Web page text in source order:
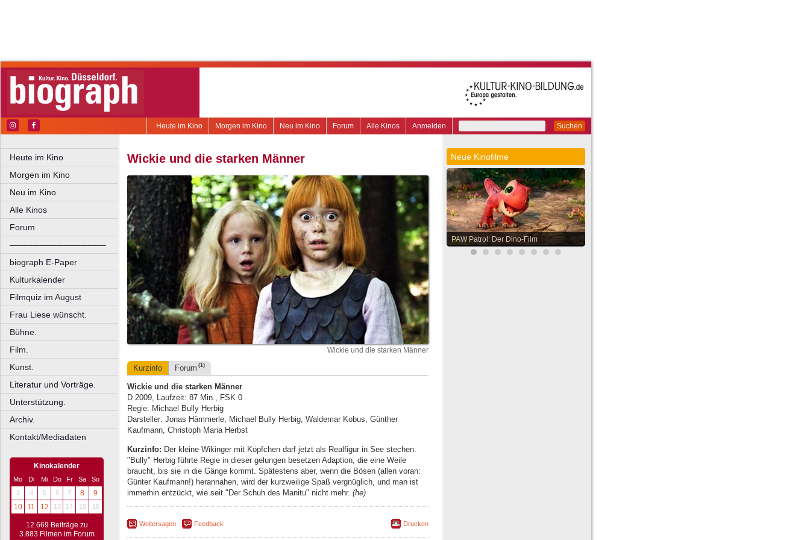
Suchen
Anmelden
Alle Kinos
Forum
Neu im Kino
Morgen im Kino
Heute im Kino
Heute im Kino
Morgen im Kino
Neu im Kino
Alle Kinos
Forum
––––––––––––––––––––
biograph E-Paper
Kulturkalender
Filmquiz im August
Frau Liese wünscht.
Bühne.
Film.
Kunst.
Literatur und Vorträge.
Unterstützung.
Archiv.
Kontakt/Mediadaten
Kinokalender
Mo Di Mi Do Fr Sa
So
3
4 5 6 7 8
9
10
11 12 13 14 15 16
12.669 Beiträge zu
3.883 Filmen im Forum
Wickie und die starken Männer
Wickie und die starken Männer
Kurzinfo Forum (1)
Wickie und die starken Männer
D 2009, Laufzeit: 87 Min., FSK 0
Regie: Michael Bully Herbig
Darsteller: Jonas Hämmerle, Michael Bully Herbig, Waldemar Kobus, Günther
Kaufmann, Christoph Maria Herbst
Kurzinfo: Der kleine Wikinger mit Köpfchen darf jetzt als Realfigur in See stechen.
"Bully" Herbig führte Regie in dieser gelungen besetzen Adaption, die eine Weile
braucht, bis sie in die Gänge kommt. Spätestens aber, wenn die Bösen (allen voran:
Günter Kaufmann!) herannahen, wird der kurzweilige Spaß vergnüglich, und man ist
immerhin entzückt, wie seit "Der Schuh des Manitu" nicht mehr. (he)
Weitersagen Feedback Drucken
Neue Kinofilme
PAW Patrol: Der Dino-Film